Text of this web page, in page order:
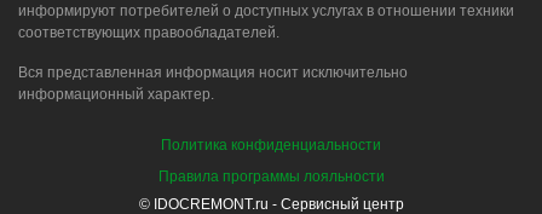
информируют потребителей о доступных услугах в отношении техники
соответствующих правообладателей.
Вся представленная информация носит исключительно
информационный характер.
Политика конфиденциальности
Правила программы лояльности
© IDOCREMONT.ru - Сервисный центр